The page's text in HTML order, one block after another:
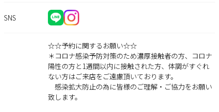
SNS
☆☆予約に関するお願い☆☆
＊コロナ感染予防対策のため濃厚接触者の方、コロナ
陽性の方と1週間以内に接触された方、体調がすぐれ
ない方はご来店をご遠慮頂いております。
感染拡大防止の為に皆様のご理解・ご協力をお願い
致します。